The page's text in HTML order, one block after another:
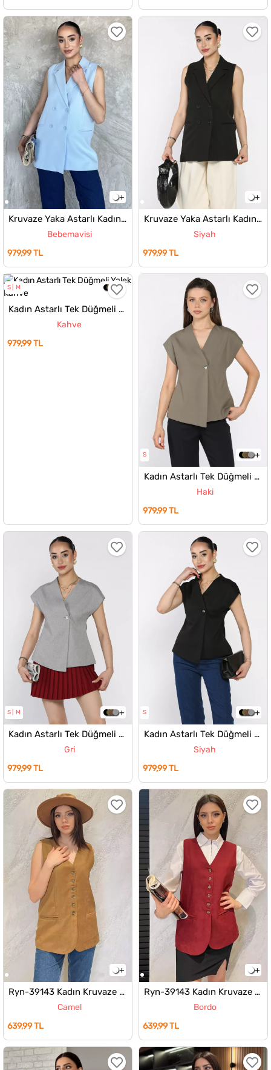
Kruvaze Yaka Astarlı Kadın Yelek
Bebemavisi
979,99 TL
Kruvaze Yaka Astarlı Kadın Yelek
Siyah
979,99 TL
S M
Kadın Astarlı Tek Düğmeli Yelek
Kahve
979,99 TL
S
Kadın Astarlı Tek Düğmeli Yelek
Haki
979,99 TL
S M
Kadın Astarlı Tek Düğmeli Yelek
Gri
979,99 TL
S
Kadın Astarlı Tek Düğmeli Yelek
Siyah
979,99 TL
Ryn-39143 Kadın Kruvaze Yaka Yelek
Camel
639,99 TL
Ryn-39143 Kadın Kruvaze Yaka Yelek
Bordo
639,99 TL